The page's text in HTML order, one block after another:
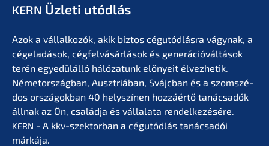
KERN Üzleti utódlás
Azok a vállal­ko­zók, akik biztos cégutód­lás­ra vágynak, a
cégela­dá­sok, cégfel­vá­sár­lá­sok és generá­ció­vál­tá­sok
terén egyedülál­ló hálóza­tunk előny­eit élvez­he­tik.
Németor­szág­ban, Ausztriá­ban, Svájc­ban és a szomszé­
dos orszá­gok­ban 40 helyszí­nen hozzá­értő tanác­sa­dók
állnak az Ön, család­ja és vállala­ta rendel­ke­zé­sé­re.
KERN - A kkv-szektor­ban a cégutód­lás tanác­sa­dói
márkája.